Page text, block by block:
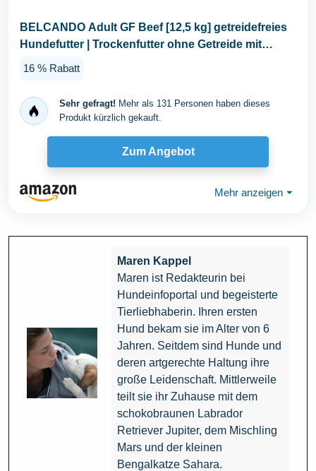
BELCANDO Adult GF Beef [12,5 kg] getreidefreies
Hundefutter | Trockenfutter ohne Getreide mit
16 % Rabatt
Sehr gefragt! Mehr als 131 Personen haben dieses
Produkt kürzlich gekauft.
Zum Angebot
Mehr anzeigen ⏷
Maren Kappel
Maren ist Redakteurin bei
Hundeinfoportal und begeisterte
Tierliebhaberin. Ihren ersten
Hund bekam sie im Alter von 6
Jahren. Seitdem sind Hunde und
deren artgerechte Haltung ihre
große Leidenschaft. Mittlerweile
teilt sie ihr Zuhause mit dem
schokobraunen Labrador
Retriever Jupiter, dem Mischling
Mars und der kleinen
Bengalkatze Sahara.